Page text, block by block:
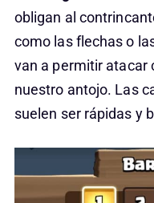
obligan al
como las flechas o
van a permitir atacar
nuestro antojo. Las
suelen ser rápidas y